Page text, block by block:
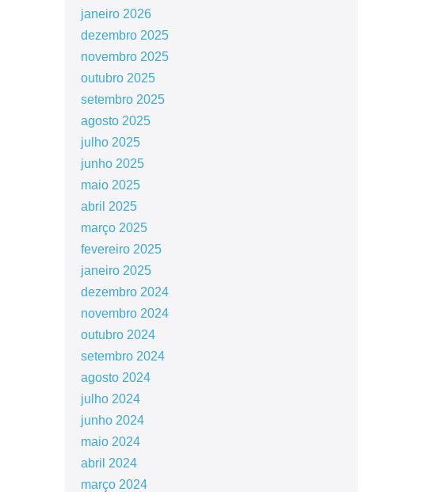
janeiro 2026
dezembro 2025
novembro 2025
outubro 2025
setembro 2025
agosto 2025
julho 2025
junho 2025
maio 2025
abril 2025
março 2025
fevereiro 2025
janeiro 2025
dezembro 2024
novembro 2024
outubro 2024
setembro 2024
agosto 2024
julho 2024
junho 2024
maio 2024
abril 2024
março 2024